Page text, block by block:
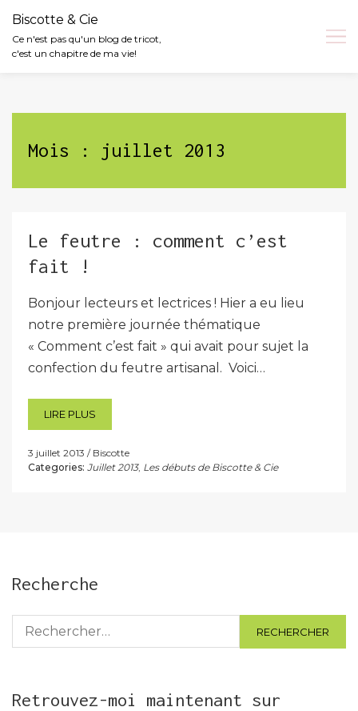
Biscotte & Cie
Ce n'est pas qu'un blog de tricot,
c'est un chapitre de ma vie!
Mois : juillet 2013
Le feutre : comment c’est
fait !
Bonjour lecteurs et lectrices ! Hier a eu lieu
notre première journée thématique
« Comment c’est fait » qui avait pour sujet la
confection du feutre artisanal. Voici…
LIRE PLUS
3 juillet 2013
Biscotte
Categories: Juillet 2013, Les débuts de Biscotte & Cie
Recherche
Rechercher :
Retrouvez-moi maintenant sur